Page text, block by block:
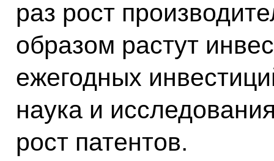
раз рост
образом растут
ежегодных
наука и
рост патентов.